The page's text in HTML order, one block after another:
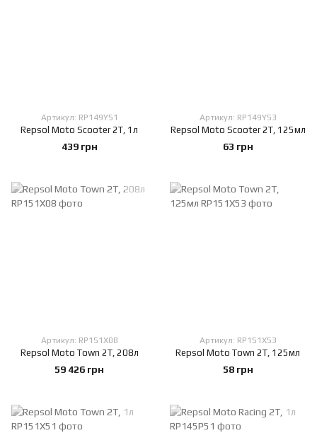
Артикул: RP149Y51
Repsol Moto Scooter 2T, 1л
439 грн
Артикул: RP149Y53
Repsol Moto Scooter 2T, 125мл
63 грн
Артикул: RP151X08
Repsol Moto Town 2T, 208л
59 426 грн
Артикул: RP151X53
Repsol Moto Town 2T, 125мл
58 грн